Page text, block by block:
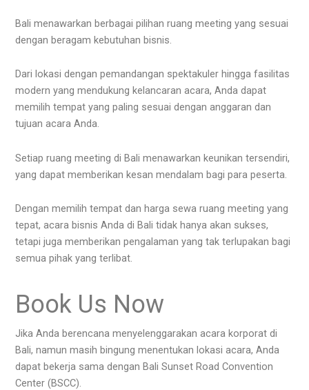
Bali menawarkan berbagai pilihan ruang meeting yang sesuai
dengan beragam kebutuhan bisnis.
Dari lokasi dengan pemandangan spektakuler hingga fasilitas
modern yang mendukung kelancaran acara, Anda dapat
memilih tempat yang paling sesuai dengan anggaran dan
tujuan acara Anda.
Setiap ruang meeting di Bali menawarkan keunikan tersendiri,
yang dapat memberikan kesan mendalam bagi para peserta.
Dengan memilih tempat dan harga sewa ruang meeting yang
tepat, acara bisnis Anda di Bali tidak hanya akan sukses,
tetapi juga memberikan pengalaman yang tak terlupakan bagi
semua pihak yang terlibat.
Book Us Now
Jika Anda berencana menyelenggarakan acara korporat di
Bali, namun masih bingung menentukan lokasi acara, Anda
dapat bekerja sama dengan Bali Sunset Road Convention
Center (BSCC).